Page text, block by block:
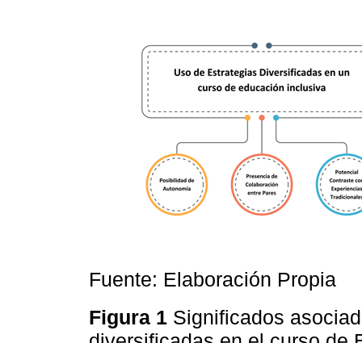
Fuente: Elaboración Propia
Figura 1 Significados